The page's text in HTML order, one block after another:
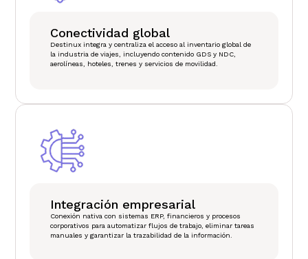
Conectividad global
Destinux integra y centraliza el acceso al inventario global de
la industria de viajes, incluyendo contenido GDS y NDC,
aerolíneas, hoteles, trenes y servicios de movilidad.
Integración empresarial
Conexión nativa con sistemas ERP, financieros y procesos
corporativos para automatizar flujos de trabajo, eliminar tareas
manuales y garantizar la trazabilidad de la información.